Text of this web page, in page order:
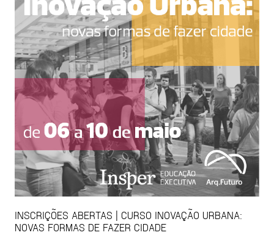
INSCRIÇÕES ABERTAS | CURSO INOVAÇÃO URBANA:
NOVAS FORMAS DE FAZER CIDADE